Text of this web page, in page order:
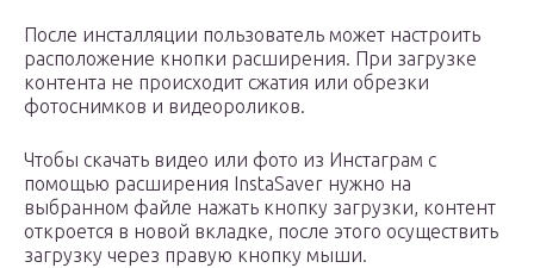
После инсталляции пользователь может настроить
расположение кнопки расширения. При загрузке
контента не происходит сжатия или обрезки
фотоснимков и видеороликов.
Чтобы скачать видео или фото из Инстаграм с
помощью расширения InstaSaver нужно на
выбранном файле нажать кнопку загрузки, контент
откроется в новой вкладке, после этого осуществить
загрузку через правую кнопку мыши.